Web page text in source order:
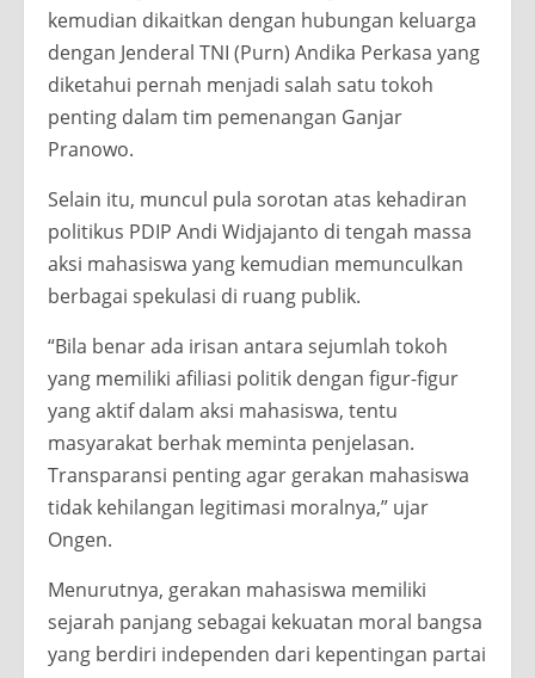
kemudian dikaitkan dengan hubungan keluarga
dengan Jenderal TNI (Purn) Andika Perkasa yang
diketahui pernah menjadi salah satu tokoh
penting dalam tim pemenangan Ganjar
Pranowo.
Selain itu, muncul pula sorotan atas kehadiran
politikus PDIP Andi Widjajanto di tengah massa
aksi mahasiswa yang kemudian memunculkan
berbagai spekulasi di ruang publik.
“Bila benar ada irisan antara sejumlah tokoh
yang memiliki afiliasi politik dengan figur-figur
yang aktif dalam aksi mahasiswa, tentu
masyarakat berhak meminta penjelasan.
Transparansi penting agar gerakan mahasiswa
tidak kehilangan legitimasi moralnya,” ujar
Ongen.
Menurutnya, gerakan mahasiswa memiliki
sejarah panjang sebagai kekuatan moral bangsa
yang berdiri independen dari kepentingan partai